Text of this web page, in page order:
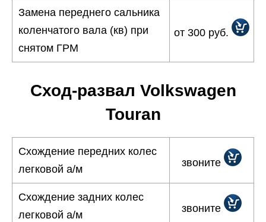
Замена переднего сальника
коленчатого вала (кв) при
снятом ГРМ
от 300 руб.
Сход-развал Volkswagen
Touran
Схождение передних колес
легковой а/м
звоните
Схождение задних колес
легковой а/м
звоните